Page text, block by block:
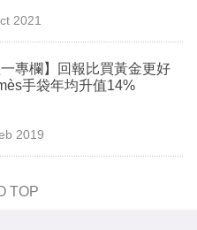
2021
一專欄】回報比買黃金更好
手袋年均升值14%
2019
TOP